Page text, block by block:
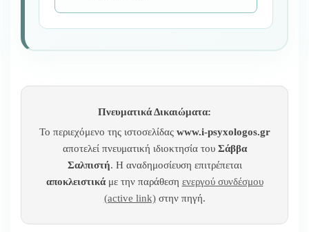
Πνευματικά Δικαιώματα:
Το περιεχόμενο της ιστοσελίδας www.i-psyxologos.gr
αποτελεί πνευματική ιδιοκτησία του Σάββα
Σαλπιστή. Η αναδημοσίευση επιτρέπεται
αποκλειστικάμε την παράθεση ενεργού συνδέσμου
(active link)στην πηγή.